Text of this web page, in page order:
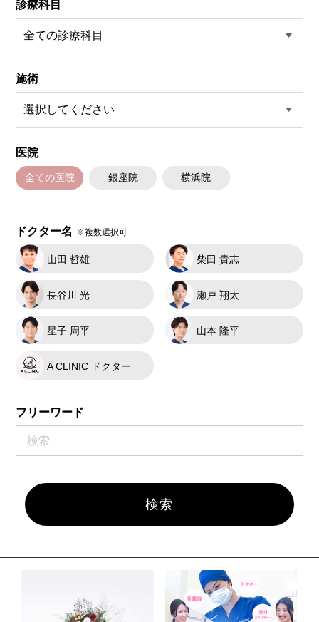
診療科目
施術
医院
全ての医院 銀座院 横浜院
ドクター名 ※複数選択可
山田 哲雄 柴田 貴志
長谷川 光 瀬戸 翔太
星子 周平 山本 隆平
A CLINIC ドクター
フリーワード